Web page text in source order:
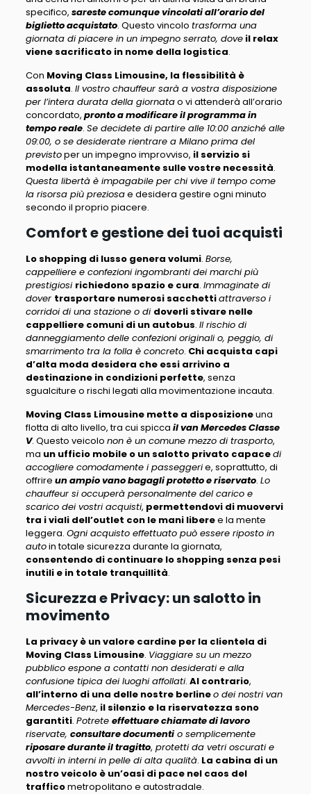
specifico, sareste comunque vincolati all’orario del
biglietto acquistato. Questo vincolo trasforma una
giornata di piacere in un impegno serrato, dove il relax
viene sacrificato in nome della logistica.
Con Moving Class Limousine, la flessibilità è
assoluta. Il vostro chauffeur sarà a vostra disposizione
per l’intera durata della giornatao vi attenderà all’orario
concordato, pronto a modificare il programma in
tempo reale. Se decidete di partire alle 10:00 anziché alle
09:00, o se desiderate rientrare a Milano prima del
previstoper un impegno improvviso, il servizio si
modella istantaneamente sulle vostre necessità.
Questa libertà è impagabile per chi vive il tempo come
la risorsa più preziosae desidera gestire ogni minuto
secondo il proprio piacere.
Comfort e gestione dei tuoi acquisti
Lo shopping di lusso genera volumi. Borse,
cappelliere e confezioni ingombranti dei marchi più
prestigiosi richiedono spazio e cura. Immaginate di
dover trasportare numerosi sacchettiattraverso i
corridoi di una stazione o di doverli stivare nelle
cappelliere comuni di un autobus. Il rischio di
danneggiamento delle confezioni originali o, peggio, di
smarrimento tra la folla è concreto. Chi acquista capi
d’alta moda desidera che essi arrivino a
destinazione in condizioni perfette, senza
sgualciture o rischi legati alla movimentazione incauta.
Moving Class Limousine mette a disposizioneuna
flotta di alto livello, tra cui spicca il van Mercedes Classe
V. Questo veicolo non è un comune mezzo di trasporto,
ma un ufficio mobile o un salotto privato capacedi
accogliere comodamente i passeggerie, soprattutto, di
offrire un ampio vano bagagli protetto e riservato. Lo
chauffeur si occuperà personalmente del carico e
scarico dei vostri acquisti, permettendovi di muovervi
tra i viali dell’outlet con le mani liberee la mente
leggera. Ogni acquisto effettuato può essere riposto in
autoin totale sicurezza durante la giornata,
consentendo di continuare lo shopping senza pesi
inutili e in totale tranquillità.
Sicurezza e Privacy: un salotto in
movimento
La privacy è un valore cardine per la clientela di
Moving Class Limousine. Viaggiare su un mezzo
pubblico espone a contatti non desiderati e alla
confusione tipica dei luoghi affollati. Al contrario,
all’interno di una delle nostre berlineo dei nostri van
Mercedes-Benz, il silenzio e la riservatezza sono
garantiti. Potrete effettuare chiamate di lavoro
riservate, consultare documentio semplicemente
riposare durante il tragitto, protetti da vetri oscurati e
avvolti in interni in pelle di alta qualità. La cabina di un
nostro veicolo è un’oasi di pace nel caos del
trafficometropolitano e autostradale.